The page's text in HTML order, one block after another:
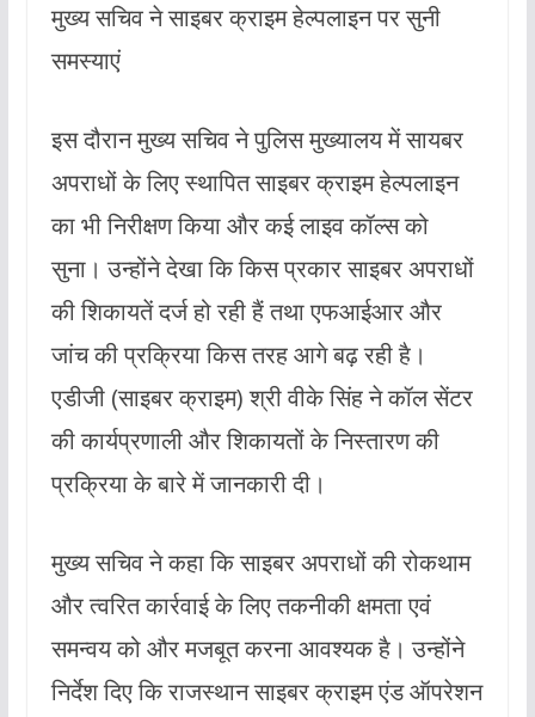
मुख्य सचिव ने साइबर क्राइम हेल्पलाइन पर सुनी
समस्याएं
इस दौरान मुख्य सचिव ने पुलिस मुख्यालय में सायबर
अपराधों के लिए स्थापित साइबर क्राइम हेल्पलाइन
का भी निरीक्षण किया और कई लाइव कॉल्स को
सुना। उन्होंने देखा कि किस प्रकार साइबर अपराधों
की शिकायतें दर्ज हो रही हैं तथा एफआईआर और
जांच की प्रक्रिया किस तरह आगे बढ़ रही है।
एडीजी (साइबर क्राइम) श्री वीके सिंह ने कॉल सेंटर
की कार्यप्रणाली और शिकायतों के निस्तारण की
प्रक्रिया के बारे में जानकारी दी।
मुख्य सचिव ने कहा कि साइबर अपराधों की रोकथाम
और त्वरित कार्रवाई के लिए तकनीकी क्षमता एवं
समन्वय को और मजबूत करना आवश्यक है। उन्होंने
निर्देश दिए कि राजस्थान साइबर क्राइम एंड ऑपरेशन